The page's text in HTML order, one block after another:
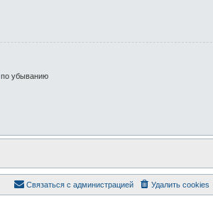
по убыванию
Удалить cookies
Связаться с администрацией